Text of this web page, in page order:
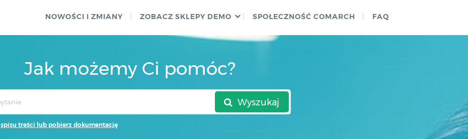
NOWOŚCI I ZMIANY ZOBACZ SKLEPY DEMO SPOŁECZNOŚĆ COMARCH FAQ
Jak możemy Ci pomóc?
Wyszukaj
spisu treści lub pobierz dokumentację